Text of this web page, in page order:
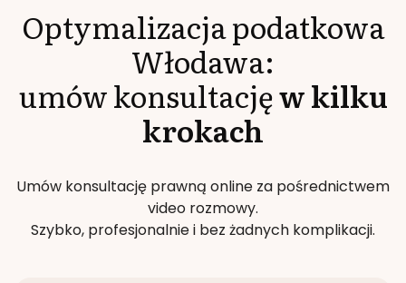
Optymalizacja podatkowa
Włodawa:
umów konsultacjęw kilku
krokach
Umów konsultację prawną online za pośrednictwem
video rozmowy.
Szybko, profesjonalnie i bez żadnych komplikacji.